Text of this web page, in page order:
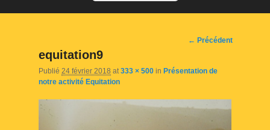
Navigation
← Précédent
equitation9
Publié 24 février 2018 at 333 × 500 in Présentation de
notre activité Equitation